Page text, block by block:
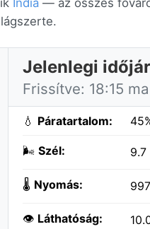
India — az összes
Jelenlegi
Frissítve: 18:15 ma
💧 Páratartalom:
🌬️ Szél: 9.7
🌡️ Nyomás:
👁️ Láthatóság: